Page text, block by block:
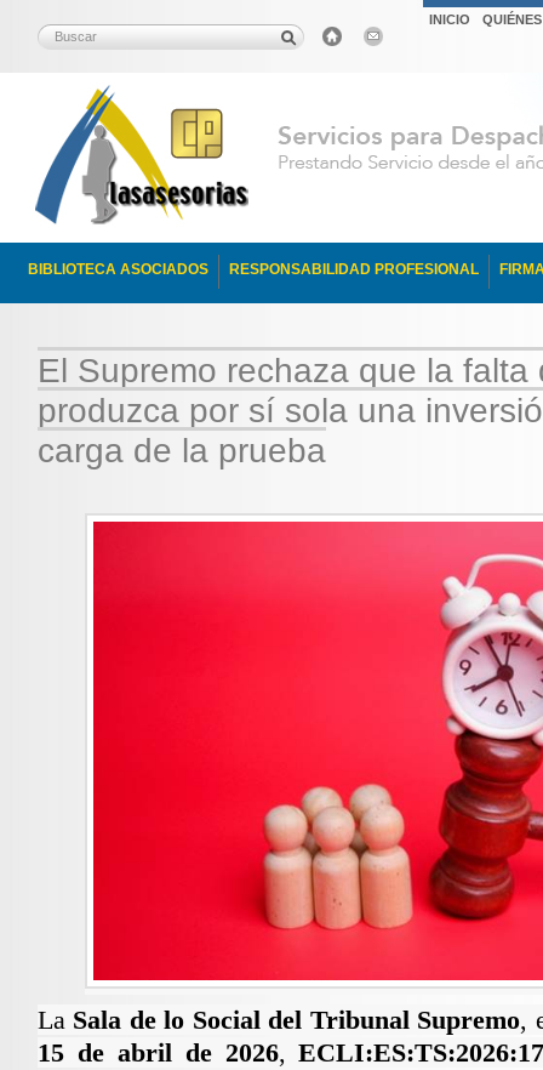
INICIO
BIBLIOTECA ASOCIADOS RESPONSABILIDAD PROFESIONAL
El Supremo rechaza que la falta
produzca por sí sola una
carga de la prueba
La Sala de lo Social del Tribunal Supremo,
15 de abril de 2026,